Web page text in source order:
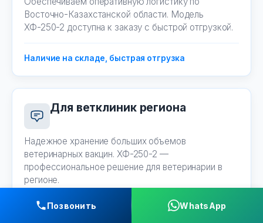
Позвонить WhatsApp
Восточно-Казахстанской области. Модель
ХФ-250-2 доступна к заказу с быстрой отгрузкой.
Наличие на складе, быстрая отгрузка
Для ветклиник региона
Надежное хранение больших объемов
ветеринарных вакцин. ХФ-250-2 —
профессиональное решение для ветеринарии в
регионе.
Вместительность, надежность